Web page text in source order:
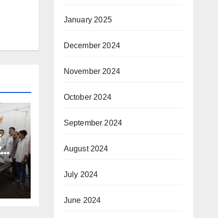
January 2025
December 2024
November 2024
October 2024
September 2024
August 2024
July 2024
June 2024